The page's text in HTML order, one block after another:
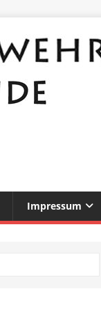
Impressum